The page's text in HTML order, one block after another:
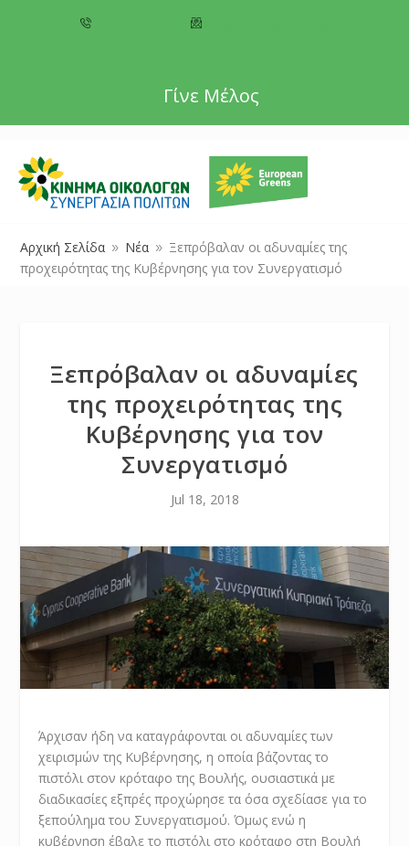
Γίνε Μέλος
Αρχική Σελίδα 9 Νέα 9 Ξεπρόβαλαν οι αδυναμίες της
προχειρότητας της Κυβέρνησης για τον Συνεργατισμό
Ξεπρόβαλαν οι αδυναμίες
της προχειρότητας της
Κυβέρνησης για τον
Συνεργατισμό
Jul 18, 2018
Άρχισαν ήδη να καταγράφονται οι αδυναμίες των
χειρισμών της Κυβέρνησης, η οποία βάζοντας το
πιστόλι στον κρόταφο της Βουλής, ουσιαστικά με
διαδικασίες εξπρές προχώρησε τα όσα σχεδίασε για το
ξεπούλημα του Συνεργατισμού. Όμως ενώ η
κυβέρνηση έβαλε το πιστόλι στο κρόταφο στη Βουλή